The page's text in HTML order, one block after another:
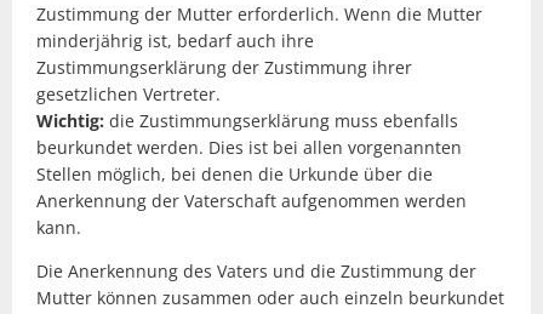
Zustimmung der Mutter erforderlich. Wenn die Mutter
minderjährig ist, bedarf auch ihre
Zustimmungserklärung der Zustimmung ihrer
gesetzlichen Vertreter.
Wichtig: die Zustimmungserklärung muss ebenfalls
beurkundet werden. Dies ist bei allen vorgenannten
Stellen möglich, bei denen die Urkunde über die
Anerkennung der Vaterschaft aufgenommen werden
kann.
Die Anerkennung des Vaters und die Zustimmung der
Mutter können zusammen oder auch einzeln beurkundet